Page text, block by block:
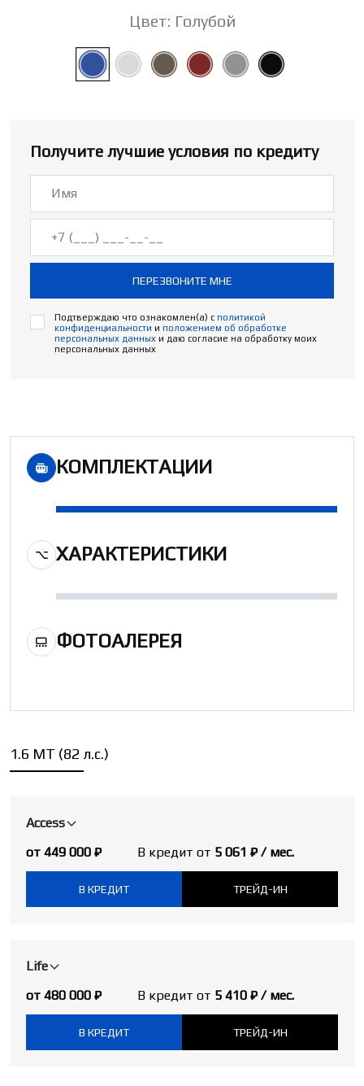
Цвет: Голубой
Получите лучшие условия по кредиту
ПЕРЕЗВОНИТЕ МНЕ
Подтверждаю что ознакомлен(а) с политикой
конфиденциальности и положением об обработке
персональных данных и даю согласие на обработку моих
персональных данных
КОМПЛЕКТАЦИИ
ХАРАКТЕРИСТИКИ
ФОТОАЛЕРЕЯ
1.6 MT (82 л.с.)
Access
от 449 000 ₽
В кредит от 5 061 ₽ / мес.
В КРЕДИТ ТРЕЙД-ИН
Life
от 480 000 ₽
В кредит от 5 410 ₽ / мес.
В КРЕДИТ ТРЕЙД-ИН